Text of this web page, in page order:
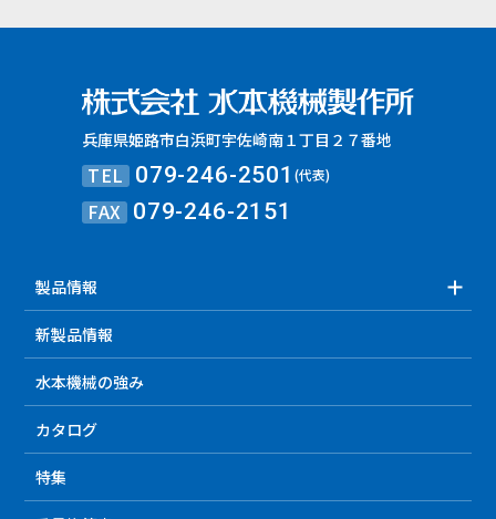
兵庫県姫路市白浜町宇佐崎南１丁目２７番地
TEL 079-246-2501(代表)
FAX 079-246-2151
製品情報
新製品情報
水本機械の強み
カタログ
特集